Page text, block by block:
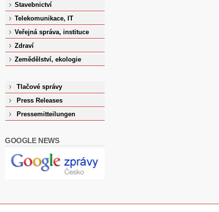
Stavebnictví
Telekomunikace, IT
Veřejná správa, instituce
Zdraví
Zemědělství, ekologie
Tlačové správy
Press Releases
Pressemitteilungen
GOOGLE NEWS